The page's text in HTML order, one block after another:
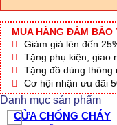
MUA HÀNG ĐẢM
Giảm giá lên đến
Tặng phụ kiện, giao
Tặng đồ dùng thông
Cơ hội nhận ưu đãi
Danh mục sản phẩm
CỬA CHỐNG CHÁY